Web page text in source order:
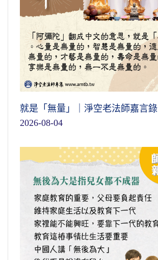
就是「無量」｜淨空老法師嘉言錄
2026-08-04